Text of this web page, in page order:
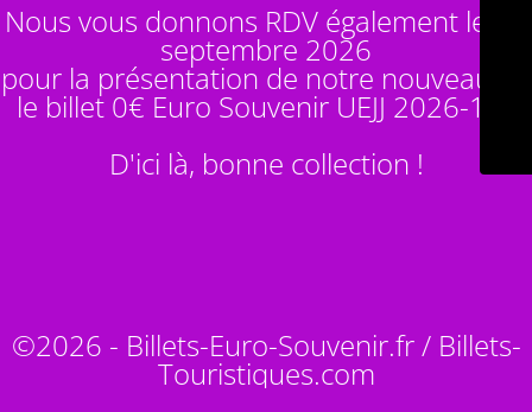
Nous vous donnons RDV également le 14
septembre 2026
pour la présentation de notre nouveauté :
le billet 0€ Euro Souvenir UEJJ 2026-10
D'ici là, bonne collection !
©2026 - Billets-Euro-Souvenir.fr / Billets-
Touristiques.com